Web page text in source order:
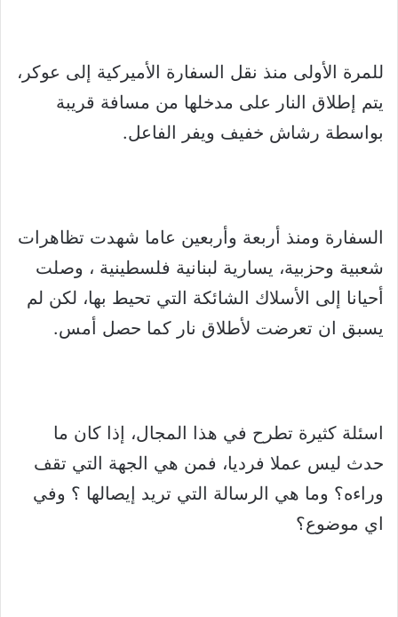
للمرة الأولى منذ نقل السفارة الأميركية إلى عوكر،
يتم إطلاق النار على مدخلها من مسافة قريبة
بواسطة رشاش خفيف ويفر الفاعل.
السفارة ومنذ أربعة وأربعين عاما شهدت تظاهرات
شعبية وحزبية، يسارية لبنانية فلسطينية ، وصلت
أحيانا إلى الأسلاك الشائكة التي تحيط بها، لكن لم
يسبق ان تعرضت لأطلاق نار كما حصل أمس.
اسئلة كثيرة تطرح في هذا المجال، إذا كان ما
حدث ليس عملا فرديا، فمن هي الجهة التي تقف
وراءه؟ وما هي الرسالة التي تريد إيصالها ؟ وفي
اي موضوع؟